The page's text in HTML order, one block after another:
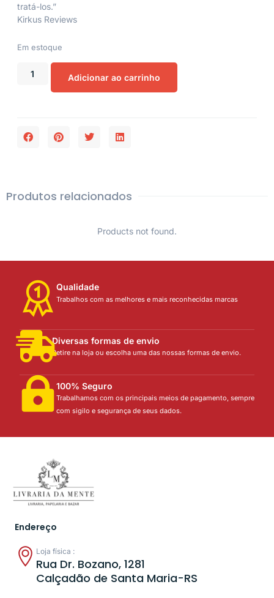
tratá-los.”
Kirkus Reviews
Em estoque
Adicionar ao carrinho
Produtos relacionados
Products not found.
Qualidade
Trabalhos com as melhores e mais reconhecidas marcas
Diversas formas de envio
Retire na loja ou escolha uma das nossas formas de envio.
100% Seguro
Trabalhamos com os principais meios de pagamento, sempre
com sigilo e segurança de seus dados.
Endereço
Loja física :
Rua Dr. Bozano, 1281
Calçadão de Santa Maria-RS